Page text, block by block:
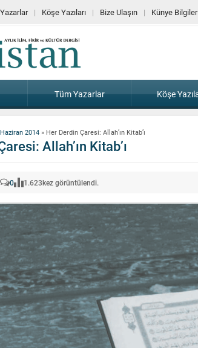
Köşe Yazıları Bize Ulaşın Künye
Tüm Yazarlar Köşe
2014» Her Derdin Çaresi: Allah’ın Kitab’ı
Allah’ın Kitab’ı
0 1.623kez görüntülendi.